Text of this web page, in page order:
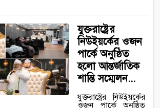
যুক্তরাষ্ট্রের
নিউইয়র্কের ওজন
পার্কে অনুষ্ঠিত
হলো আন্তর্জাতিক
শান্তি সম্মেলন...
যুক্তরাষ্ট্রের নিউইয়র্কের
ওজন পার্কে অনুষ্ঠিত